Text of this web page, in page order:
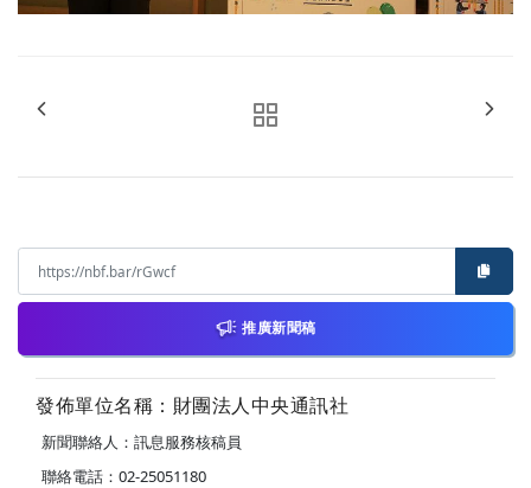
推廣新聞稿
發佈單位名稱：財團法人中央通訊社
新聞聯絡人：訊息服務核稿員
聯絡電話：02-25051180